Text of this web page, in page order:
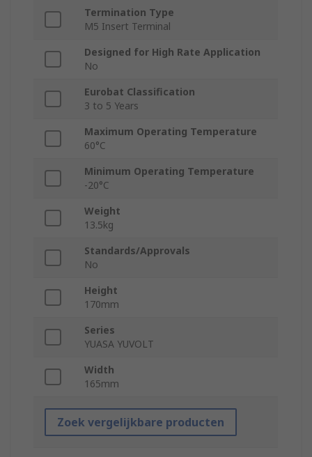
Termination Type
M5 Insert Terminal
Designed for High Rate Application
No
Eurobat Classification
3 to 5 Years
Maximum Operating Temperature
60°C
Minimum Operating Temperature
-20°C
Weight
13.5kg
Standards/Approvals
No
Height
170mm
Series
YUASA YUVOLT
Width
165mm
Zoek vergelijkbare producten